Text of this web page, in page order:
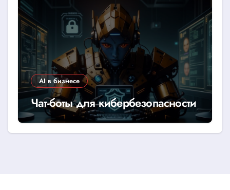
AI в бизнесе
Чат-боты для кибербезопасности